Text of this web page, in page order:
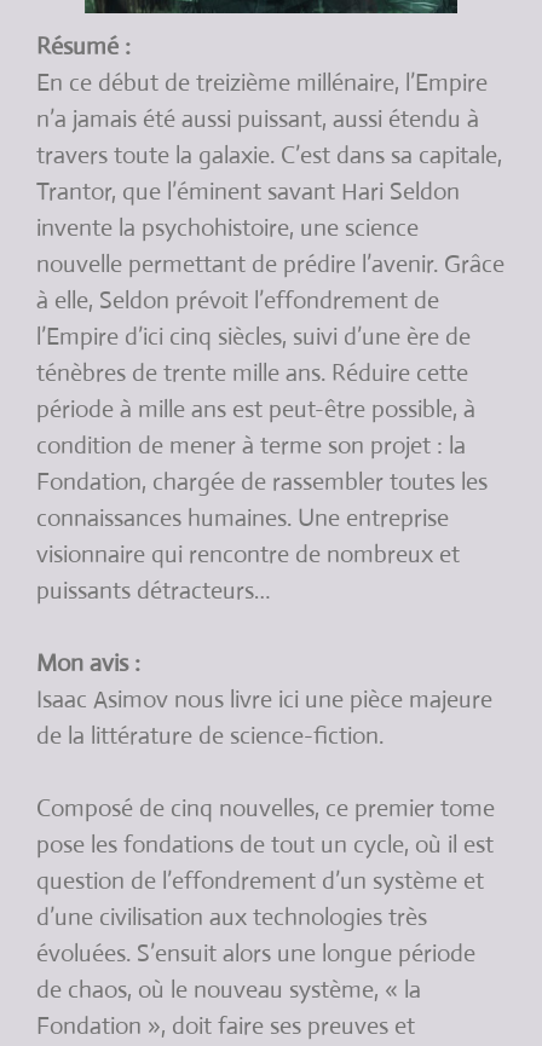
Résumé :
En ce début de treizième millénaire, l’Empire
n’a jamais été aussi puissant, aussi étendu à
travers toute la galaxie. C’est dans sa capitale,
Trantor, que l’éminent savant Hari Seldon
invente la psychohistoire, une science
nouvelle permettant de prédire l’avenir. Grâce
à elle, Seldon prévoit l’effondrement de
l’Empire d’ici cinq siècles, suivi d’une ère de
ténèbres de trente mille ans. Réduire cette
période à mille ans est peut-être possible, à
condition de mener à terme son projet : la
Fondation, chargée de rassembler toutes les
connaissances humaines. Une entreprise
visionnaire qui rencontre de nombreux et
puissants détracteurs…
Mon avis :
Isaac Asimov nous livre ici une pièce majeure
de la littérature de science-fiction.
Composé de cinq nouvelles, ce premier tome
pose les fondations de tout un cycle, où il est
question de l’effondrement d’un système et
d’une civilisation aux technologies très
évoluées. S’ensuit alors une longue période
de chaos, où le nouveau système, « la
Fondation », doit faire ses preuves et